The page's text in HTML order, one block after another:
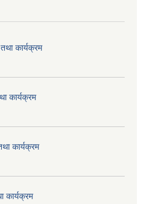
कार्यक्रम
कार्यक्रम
कार्यक्रम
कार्यक्रम